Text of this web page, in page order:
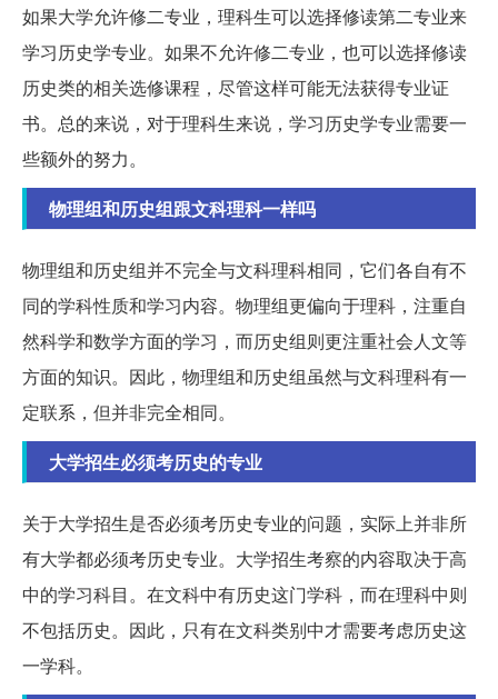
如果大学允许修二专业，理科生可以选择修读第二专业来
学习历史学专业。如果不允许修二专业，也可以选择修读
历史类的相关选修课程，尽管这样可能无法获得专业证
书。总的来说，对于理科生来说，学习历史学专业需要一
些额外的努力。
物理组和历史组跟文科理科一样吗
物理组和历史组并不完全与文科理科相同，它们各自有不
同的学科性质和学习内容。物理组更偏向于理科，注重自
然科学和数学方面的学习，而历史组则更注重社会人文等
方面的知识。因此，物理组和历史组虽然与文科理科有一
定联系，但并非完全相同。
大学招生必须考历史的专业
关于大学招生是否必须考历史专业的问题，实际上并非所
有大学都必须考历史专业。大学招生考察的内容取决于高
中的学习科目。在文科中有历史这门学科，而在理科中则
不包括历史。因此，只有在文科类别中才需要考虑历史这
一学科。